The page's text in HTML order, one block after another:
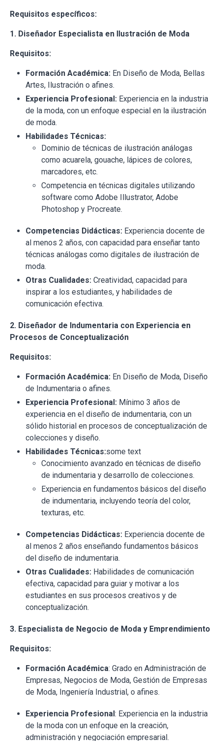
Requisitos específicos:
1. Diseñador Especialista en Ilustración de Moda
Requisitos:
Formación Académica: En Diseño de Moda, Bellas
Artes, Ilustración o afines.
Experiencia Profesional: Experiencia en la industria
de la moda, con un enfoque especial en la ilustración
de moda.
Habilidades Técnicas:
Dominio de técnicas de ilustración análogas
como acuarela, gouache, lápices de colores,
marcadores, etc.
Competencia en técnicas digitales utilizando
software como Adobe Illustrator, Adobe
Photoshop y Procreate.
Competencias Didácticas: Experiencia docente de
al menos 2 años, con capacidad para enseñar tanto
técnicas análogas como digitales de ilustración de
moda.
Otras Cualidades: Creatividad, capacidad para
inspirar a los estudiantes, y habilidades de
comunicación efectiva.
2. Diseñador de Indumentaria con Experiencia en
Procesos de Conceptualización
Requisitos:
Formación Académica: En Diseño de Moda, Diseño
de Indumentaria o afines.
Experiencia Profesional: Mínimo 3 años de
experiencia en el diseño de indumentaria, con un
sólido historial en procesos de conceptualización de
colecciones y diseño.
Habilidades Técnicas:some text
Conocimiento avanzado en técnicas de diseño
de indumentaria y desarrollo de colecciones.
Experiencia en fundamentos básicos del diseño
de indumentaria, incluyendo teoría del color,
texturas, etc.
Competencias Didácticas: Experiencia docente de
al menos 2 años enseñando fundamentos básicos
del diseño de indumentaria.
Otras Cualidades: Habilidades de comunicación
efectiva, capacidad para guiar y motivar a los
estudiantes en sus procesos creativos y de
conceptualización.
3. Especialista de Negocio de Moda y Emprendimiento
Requisitos:
Formación Académica: Grado en Administración de
Empresas, Negocios de Moda, Gestión de Empresas
de Moda, Ingeniería Industrial, o afines.
Experiencia Profesional : Experiencia en la industria
de la moda con un enfoque en la creación,
administración y negociación empresarial.